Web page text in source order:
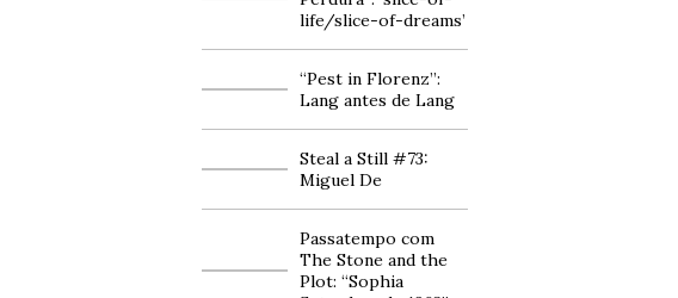
life/slice-of-dreams’
“Pest in Florenz”:
Lang antes de Lang
Steal a Still #73:
Miguel De
Passatempo com
The Stone and the
Plot: “Sophia